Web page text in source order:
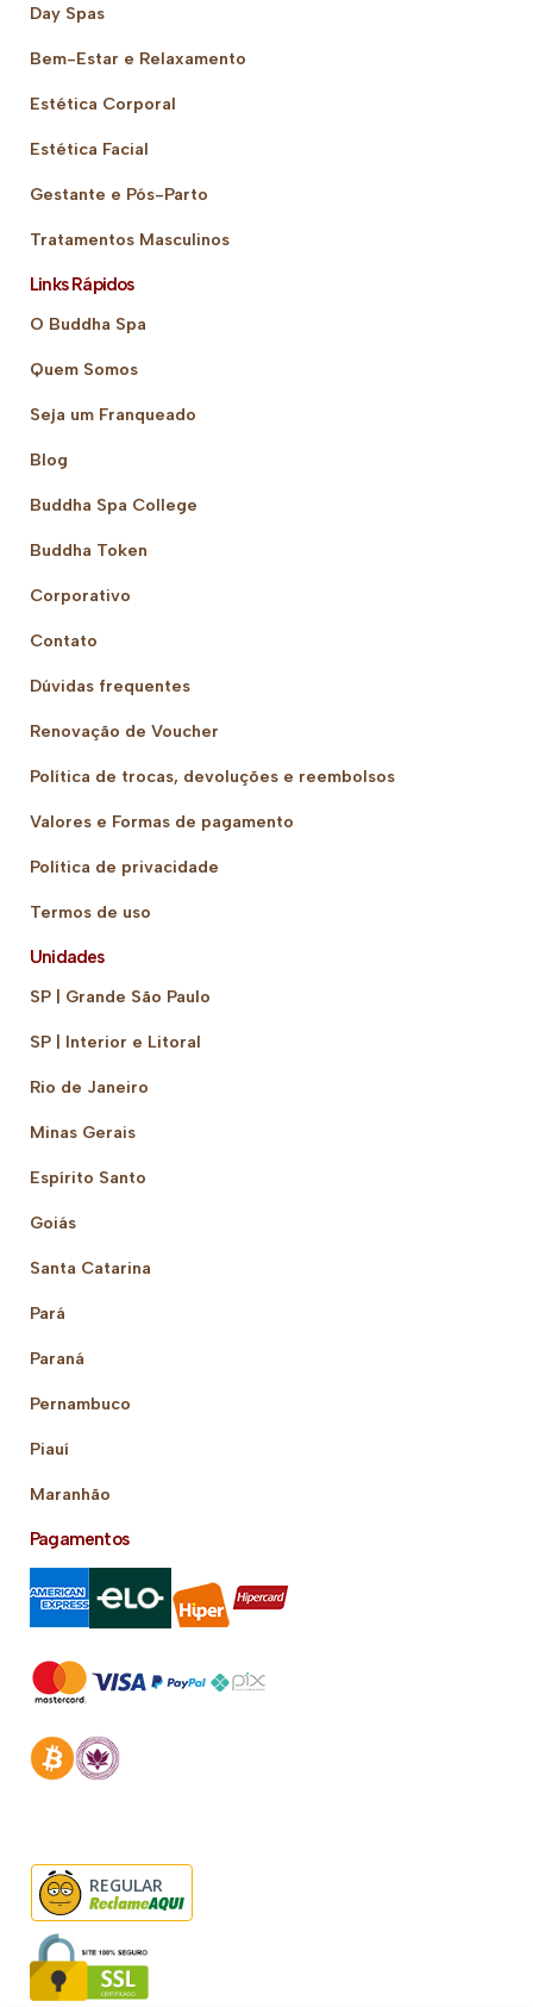
Day Spas
Bem-Estar e Relaxamento
Estética Corporal
Estética Facial
Gestante e Pós-Parto
Tratamentos Masculinos
Links Rápidos
O Buddha Spa
Quem Somos
Seja um Franqueado
Blog
Buddha Spa College
Buddha Token
Corporativo
Contato
Dúvidas frequentes
Renovação de Voucher
Política de trocas, devoluções e reembolsos
Valores e Formas de pagamento
Política de privacidade
Termos de uso
Unidades
SP | Grande São Paulo
SP | Interior e Litoral
Rio de Janeiro
Minas Gerais
Espírito Santo
Goiás
Santa Catarina
Pará
Paraná
Pernambuco
Piauí
Maranhão
Pagamentos
REGULAR